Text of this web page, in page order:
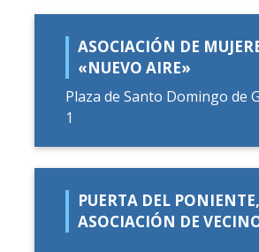
ASOCIACIÓN DE
«NUEVO AIRE»
Plaza de Santo Domingo de
1
PUERTA DEL PONIENTE,
ASOCIACIÓN DE